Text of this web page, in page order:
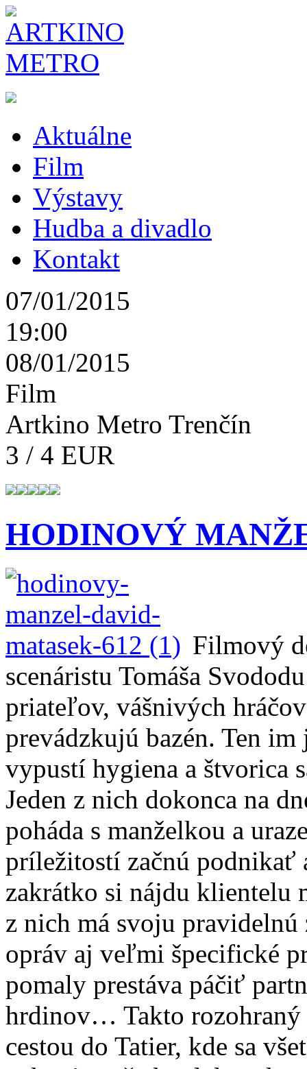
Aktuálne
Film
Výstavy
Hudba a divadlo
Kontakt
07/01/2015
19:00
08/01/2015
Film
Artkino Metro Trenčín
3 / 4 EUR
HODINOVÝ
Filmový
scenáristu Tomáša
priateľov, vášnivých
prevádzkujú bazén. Ten
vypustí hygiena a štvorica
Jeden z nich dokonca na
poháda s manželkou a
príležitostí začnú podnikať
zakrátko si nájdu klientelu
z nich má svoju
opráv aj veľmi špecifické
pomaly prestáva páčiť
hrdinov… Takto rozohraný
cestou do Tatier, kde sa